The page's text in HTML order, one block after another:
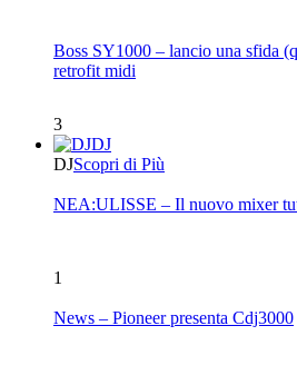
Boss SY1000 – lancio una sfida
retrofit midi
3
DJ
DJScopri di Più
NEA:ULISSE – Il nuovo mixer
1
News – Pioneer presenta Cdj3000